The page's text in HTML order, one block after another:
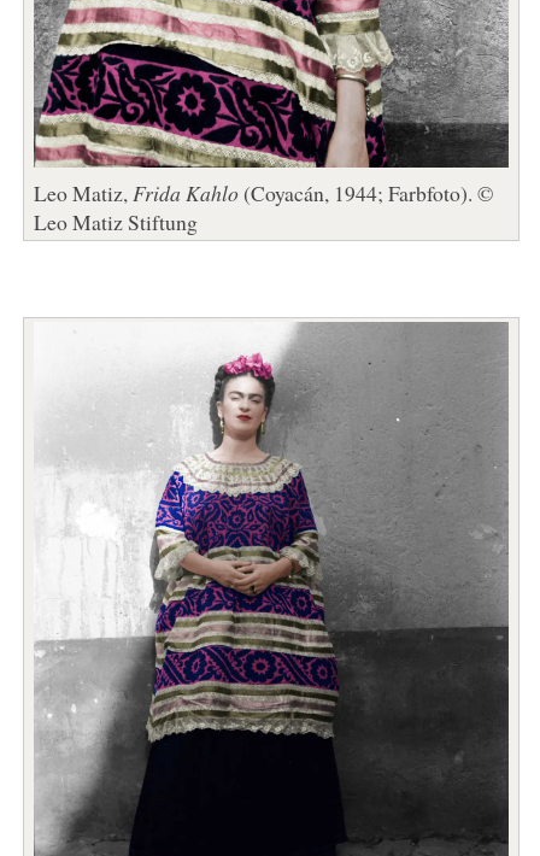
Leo Matiz, Frida Kahlo(Coyacán, 1944; Farbfoto). ©
Leo Matiz Stiftung